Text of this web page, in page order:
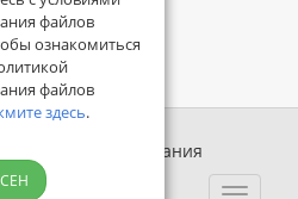
естествознания
файлов
ознакомиться
файлов
здесь.